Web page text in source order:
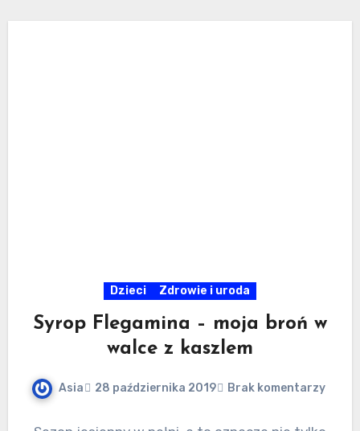
Dzieci Zdrowie i uroda
Syrop Flegamina – moja broń w
walce z kaszlem
Asia 28 października 2019 Brak komentarzy